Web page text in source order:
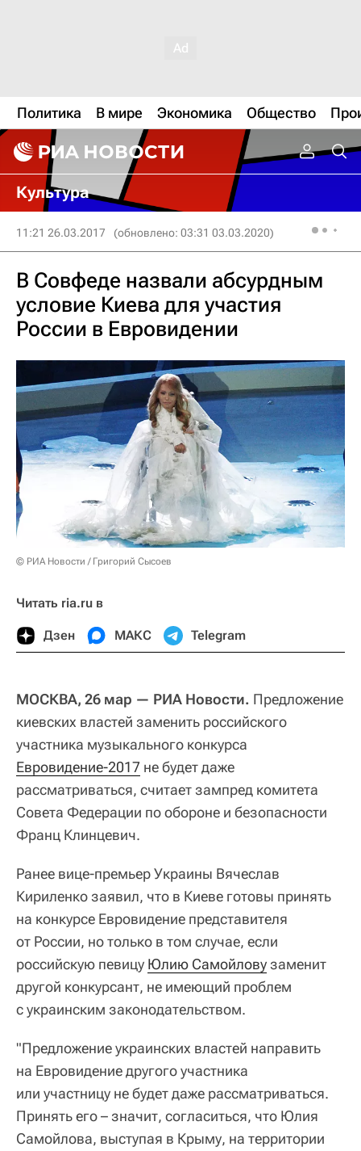
Политика В мире Экономика Общество
Культура
11:21 26.03.2017 (обновлено: 03:31 03.03.2020)
В Совфеде назвали абсурдным
условие Киева для участия
России в Евровидении
© РИА Новости / Григорий Сысоев
Читать ria.ru в
Дзен МАКС Telegram
МОСКВА, 26 мар — РИА Новости. Предложение
киевских властей заменить российского
участника музыкального конкурса
Евровидение-2017 не будет даже
рассматриваться, считает зампред комитета
Совета Федерации по обороне и безопасности
Франц Клинцевич.
Ранее вице-премьер Украины Вячеслав
Кириленко заявил, что в Киеве готовы принять
на конкурсе Евровидение представителя
от России, но только в том случае, если
российскую певицу Юлию Самойловузаменит
другой конкурсант, не имеющий проблем
с украинским законодательством.
"Предложение украинских властей направить
на Евровидение другого участника
или участницу не будет даже рассматриваться.
Принять его – значит, согласиться, что Юлия
Самойлова, выступая в Крыму, на территории